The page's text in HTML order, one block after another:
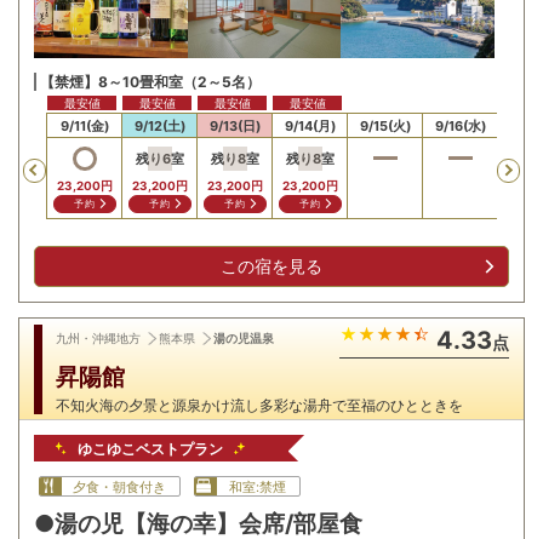
【禁煙】8～10畳和室（2～5名）
Previous
円
9/11(金)
23,200円
予約
最安値
9/12(土)
残り6室
23,200円
予約
最安値
9/13(日)
残り8室
23,200円
予約
最安値
9/14(月)
残り8室
23,200円
予約
最安値
9/15(火) 9/16(水)
この宿を見る
九州・沖縄地方 熊本県 湯の児温泉 4.33点
昇陽館
不知火海の夕景と源泉かけ流し多彩な湯舟で至福のひとときを
ゆこゆこベストプラン
夕食・朝食付き 和室:禁煙
●湯の児【海の幸】会席/部屋食